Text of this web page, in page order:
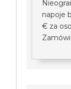
napoje
€ za